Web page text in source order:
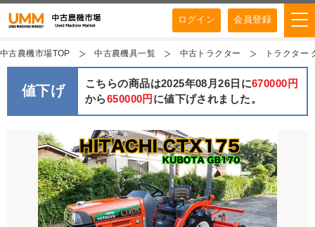
ログイン 会員登録
中古農機市場TOP 中古農機具一覧 中古トラクター トラクター
値下げ こちらの商品は2025年08月26日に670000円
から650000円 に値下げされました。